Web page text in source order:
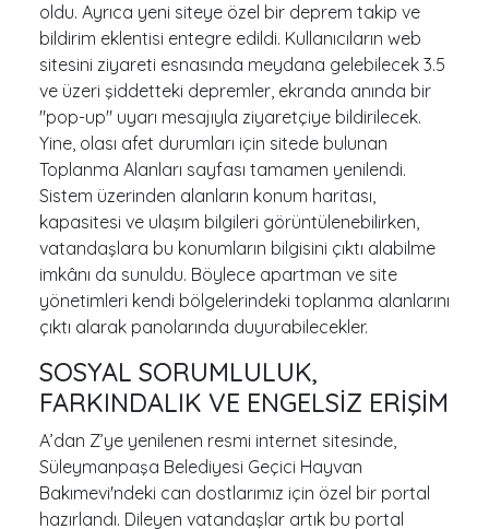
oldu. Ayrıca yeni siteye özel bir deprem takip ve
bildirim eklentisi entegre edildi. Kullanıcıların web
sitesini ziyareti esnasında meydana gelebilecek 3.5
ve üzeri şiddetteki depremler, ekranda anında bir
"pop-up" uyarı mesajıyla ziyaretçiye bildirilecek.
Yine, olası afet durumları için sitede bulunan
Toplanma Alanları sayfası tamamen yenilendi.
Sistem üzerinden alanların konum haritası,
kapasitesi ve ulaşım bilgileri görüntülenebilirken,
vatandaşlara bu konumların bilgisini çıktı alabilme
imkânı da sunuldu. Böylece apartman ve site
yönetimleri kendi bölgelerindeki toplanma alanlarını
çıktı alarak panolarında duyurabilecekler.
SOSYAL SORUMLULUK,
FARKINDALIK VE ENGELSİZ ERİŞİM
A’dan Z’ye yenilenen resmi internet sitesinde,
Süleymanpaşa Belediyesi Geçici Hayvan
Bakımevi'ndeki can dostlarımız için özel bir portal
hazırlandı. Dileyen vatandaşlar artık bu portal